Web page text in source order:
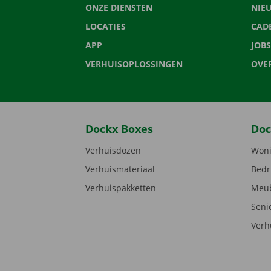
ONZE DIENSTEN
LOCATIES
APP
VERHUISOPLOSSINGEN
JOBS
Dockx Boxes
Verhuisdozen
Verhuismateriaal
Verhuispakketten